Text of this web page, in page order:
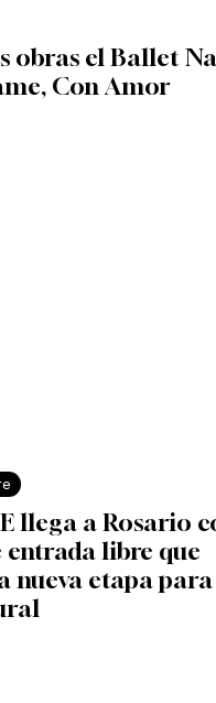
obras el Ballet
Con Amor
llega a Rosario
libre que
nueva etapa para